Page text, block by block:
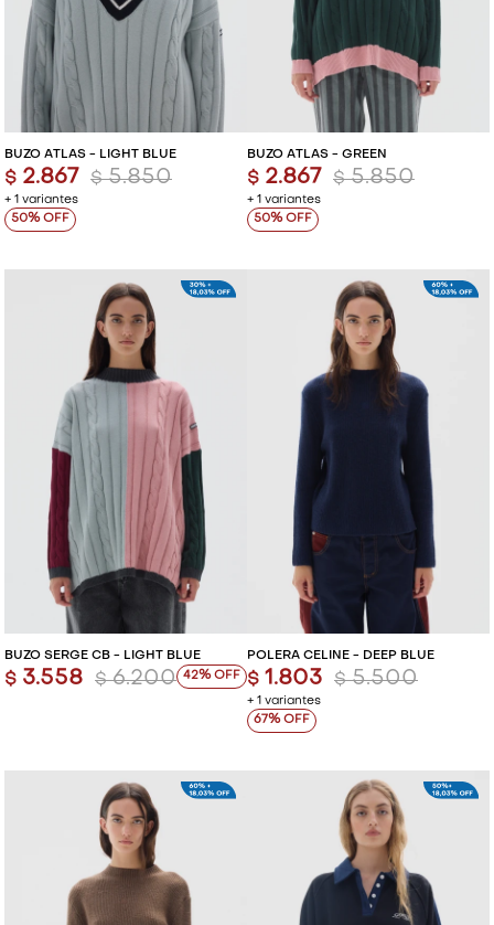
BUZO ATLAS - LIGHT BLUE
+ 1 variantes
$ 2.867 $ 5.850
50
BUZO ATLAS - GREEN
+ 1 variantes
$ 2.867 $ 5.850
50
BUZO SERGE CB - LIGHT BLUE
$ 3.558 $ 6.200 42
POLERA CELINE - DEEP BLUE
+ 1 variantes
$ 1.803 $ 5.500
67
VESTIDOS Y MONOS
CAMISAS Y BLUSAS
SHORTS Y FALDAS
VESTIDOS Y MONOS
CAMISAS Y BLUSAS
SHORTS Y FALDAS